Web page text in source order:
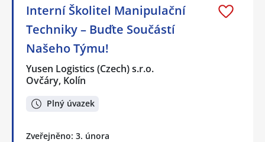
Interní Školitel Manipulační
Techniky – Buďte Součástí
Našeho Týmu!
Yusen Logistics (Czech) s.r.o.
Ovčáry, Kolín
Plný úvazek
Zveřejněno: 3. února